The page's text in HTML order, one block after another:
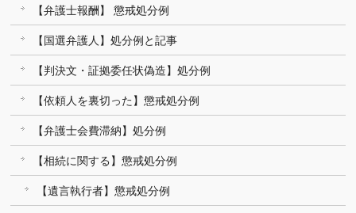
【弁護士報酬】 懲戒処分例
【国選弁護人】処分例と記事
【判決文・証拠委任状偽造】処分例
【依頼人を裏切った】懲戒処分例
【弁護士会費滞納】処分例
【相続に関する】懲戒処分例
【遺言執行者】懲戒処分例